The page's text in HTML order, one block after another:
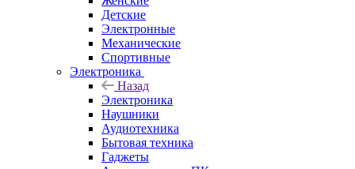
Детские
Электронные
Механические
Спортивные
Электроника
Назад
Электроника
Наушники
Аудиотехника
Бытовая техника
Гаджеты